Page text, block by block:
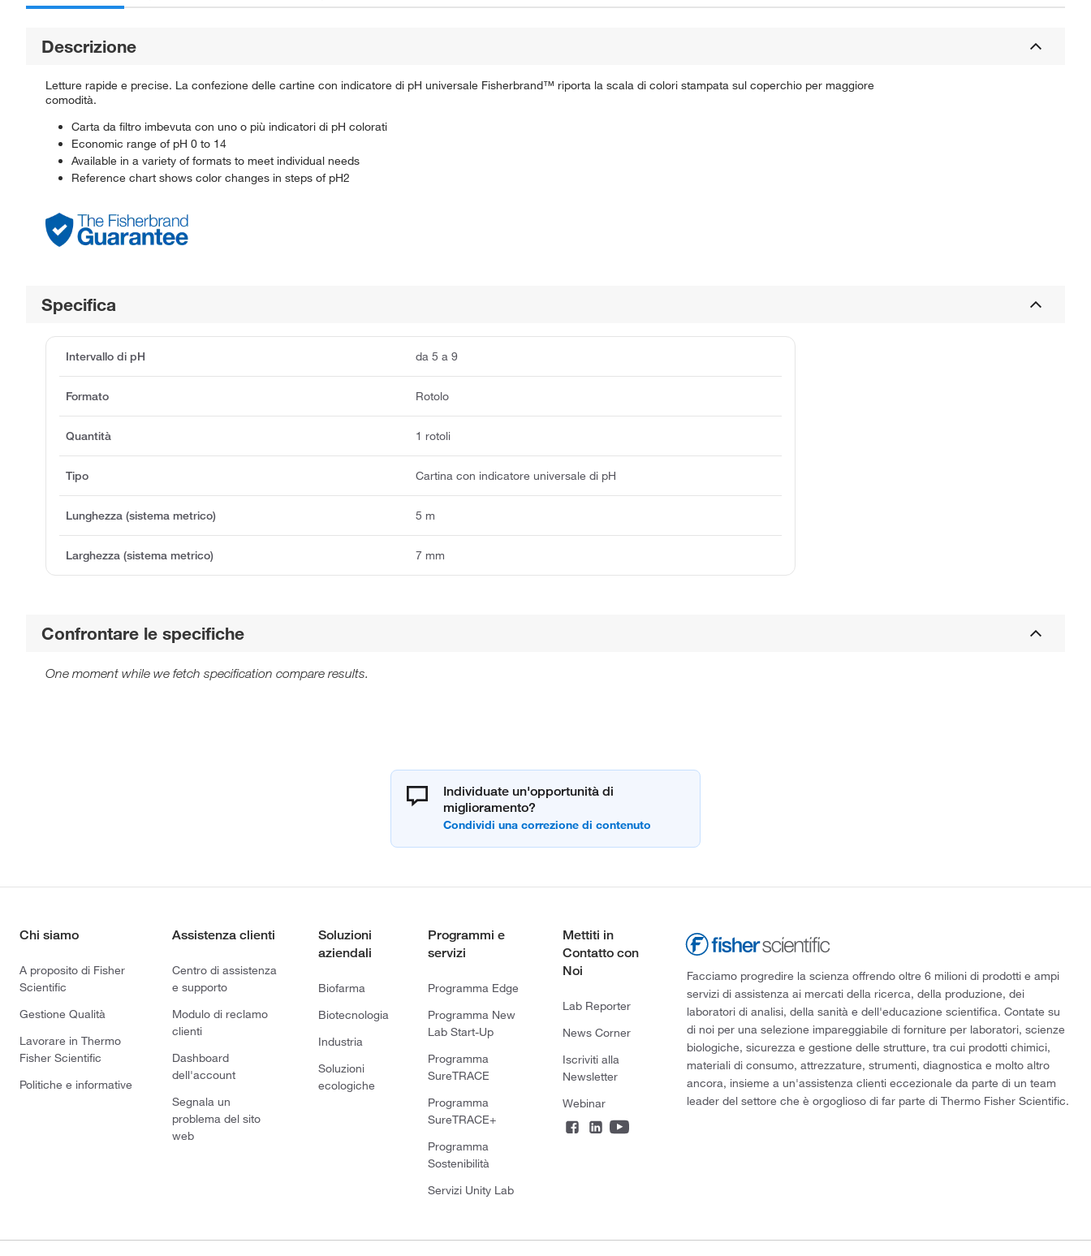
Descrizione
Letture rapide e precise. La confezione delle cartine con indicatore di pH universale Fisherbrand™ riporta la scala di colori stampata sul coperchio per maggiore
comodità.
Carta da filtro imbevuta con uno o più indicatori di pH colorati
Economic range of pH 0 to 14
Available in a variety of formats to meet individual needs
Reference chart shows color changes in steps of pH2
Specifica
Intervallo di pH da 5 a 9
Formato Rotolo
Quantità 1 rotoli
Tipo Cartina con indicatore universale di pH
Lunghezza (sistema metrico) 5 m
Larghezza (sistema metrico) 7 mm
Confrontare le specifiche
One moment while we fetch specification compare results.
Individuate un'opportunità di
miglioramento?
Chi siamo
A proposito di Fisher
Scientific
Gestione Qualità
Lavorare in Thermo
Fisher Scientific
Politiche e informative
Assistenza clienti
Centro di assistenza
e supporto
Modulo di reclamo
clienti
Dashboard
dell'account
Segnala un
problema del sito
web
Soluzioni
aziendali
Biofarma
Biotecnologia
Industria
Soluzioni
ecologiche
Programmi e
servizi
Programma Edge
Programma New
Lab Start-Up
Programma
SureTRACE
Programma
SureTRACE+
Programma
Sostenibilità
Servizi Unity Lab
Mettiti in
Contatto con
Noi
Lab Reporter
News Corner
Iscriviti alla
Newsletter
Webinar
Facciamo progredire la scienza offrendo oltre 6 milioni di prodotti e ampi
servizi di assistenza ai mercati della ricerca, della produzione, dei
laboratori di analisi, della sanità e dell'educazione scientifica. Contate su
di noi per una selezione impareggiabile di forniture per laboratori, scienze
biologiche, sicurezza e gestione delle strutture, tra cui prodotti chimici,
materiali di consumo, attrezzature, strumenti, diagnostica e molto altro
ancora, insieme a un'assistenza clienti eccezionale da parte di un team
leader del settore che è orgoglioso di far parte di Thermo Fisher Scientific.